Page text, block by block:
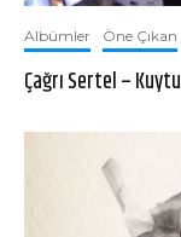
Albümler Öne Çıkan
Çağrı Sertel – Kuytu